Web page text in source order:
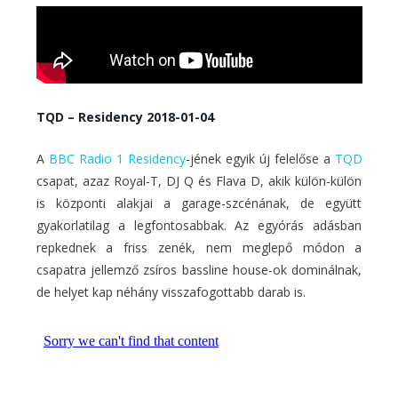
TQD – Residency 2018-01-04
A BBC Radio 1 Residency-jének egyik új felelőse a TQD
csapat, azaz Royal-T, DJ Q és Flava D, akik külön-külön
is központi alakjai a garage-szcénának, de együtt
gyakorlatilag a legfontosabbak. Az egyórás adásban
repkednek a friss zenék, nem meglepő módon a
csapatra jellemző zsíros bassline house-ok dominálnak,
de helyet kap néhány visszafogottabb darab is.